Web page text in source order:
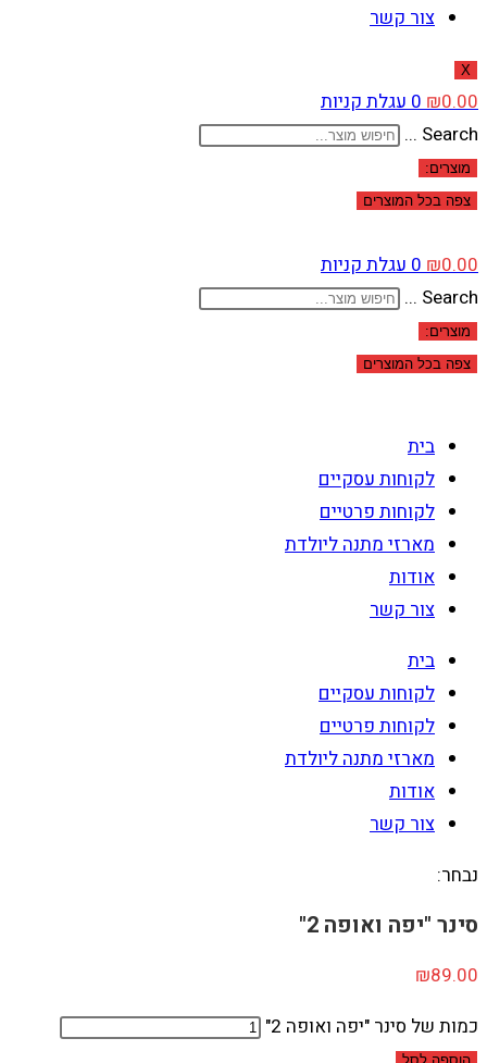
צור קשר
X
₪0.00
0עגלת קניות
Search ...
מוצרים:
צפה בכל המוצרים
₪0.00
0עגלת קניות
Search ...
מוצרים:
צפה בכל המוצרים
בית
לקוחות עסקיים
לקוחות פרטיים
מארזי מתנה ליולדת
אודות
צור קשר
בית
לקוחות עסקיים
לקוחות פרטיים
מארזי מתנה ליולדת
אודות
צור קשר
נבחר:
סינר "יפה ואופה 2"
₪89.00
כמות של סינר "יפה ואופה 2"